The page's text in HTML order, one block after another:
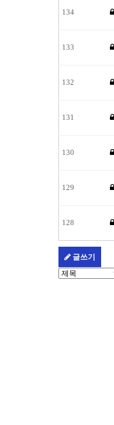
134
133
132
131
130
129
128
글쓰기